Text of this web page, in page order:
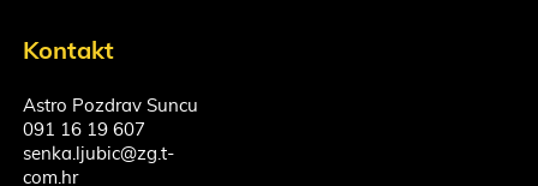
Kontakt
Astro Pozdrav Suncu
091 16 19 607
senka.ljubic@zg.t-
com.hr